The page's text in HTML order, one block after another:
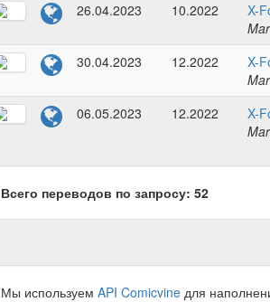
26.04.2023
10.2022
X-
30.04.2023
12.2022
X-
06.05.2023
12.2022
X-
Всего переводов по запросу: 52
Мы используем API Comicvine для